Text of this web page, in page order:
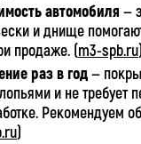
автомобиля —
и днище
продаже. (m3-spb.ru)
раз в год—
и не требует
Рекомендуем
)